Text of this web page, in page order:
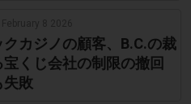
クカジノの顧客、B.C.の裁
くじ会社の制限の撤回
失敗